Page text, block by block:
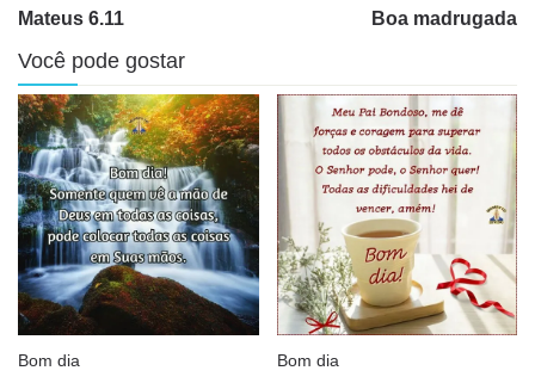
Mateus 6.11 Boa madrugada
Você pode gostar
Bom dia Bom dia